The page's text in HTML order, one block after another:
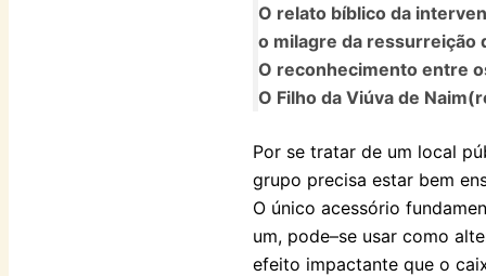
O relato bíblico da
o milagre da ressurreição
O reconhecimento entre
O Filho da Viúva de
Por se tratar de um local
grupo precisa estar bem
O único acessório
um, pode–se usar como
efeito impactante que o